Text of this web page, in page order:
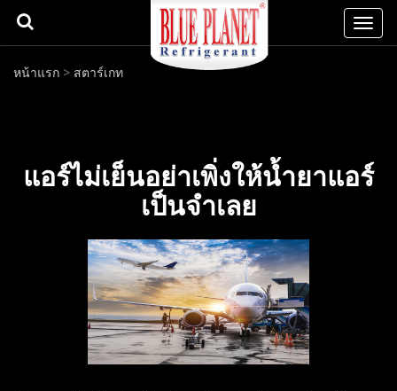
หน้าแรก > สตาร์เกท
แอร์ไม่เย็นอย่าเพิ่งให้น้ำยาแอร์
เป็นจำเลย